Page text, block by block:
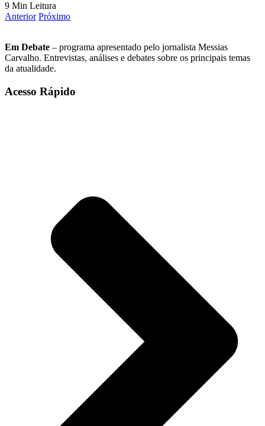
9 Min Leitura
Anterior Próximo
Em Debate – programa apresentado pelo jornalista Messias
Carvalho. Entrevistas, análises e debates sobre os principais temas
da atualidade.
Acesso Rápido